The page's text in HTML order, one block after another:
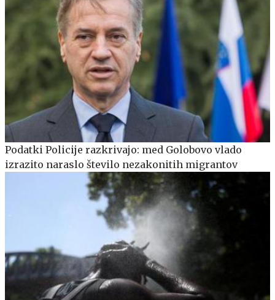
Podatki Policije razkrivajo: med Golobovo vlado
izrazito naraslo število nezakonitih migrantov